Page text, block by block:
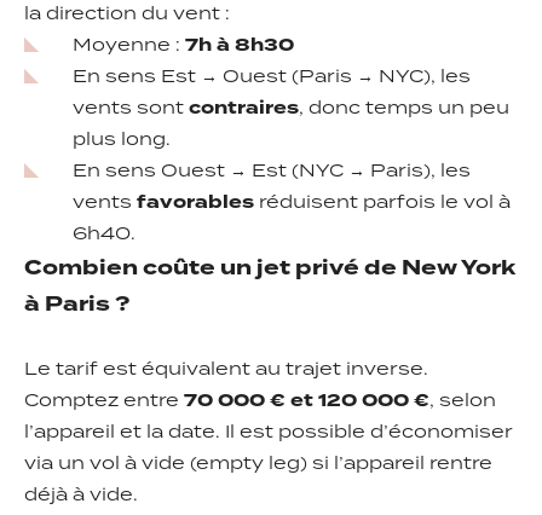
la direction du vent :
Moyenne : 7h à 8h30
En sens Est → Ouest (Paris → NYC), les
vents sontcontraires, donc temps un peu
plus long.
En sens Ouest → Est (NYC → Paris), les
vents favorables réduisent parfois le vol à
6h40.
Combien coûte un jet privé de New York
à Paris ?
Le tarif est équivalent au trajet inverse.
Comptez entre 70 000 € et 120 000 €, selon
l’appareil et la date. Il est possible d’économiser
via un vol à vide (empty leg) si l’appareil rentre
déjà à vide.